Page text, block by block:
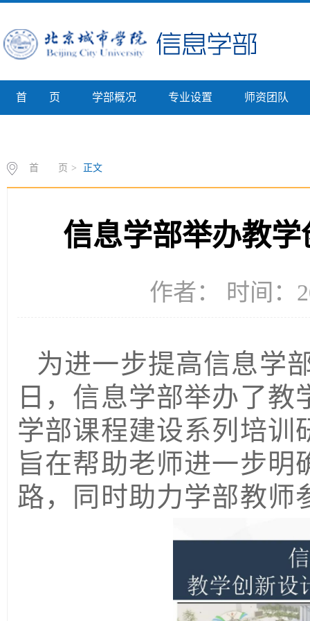
首 页 学部概况 专业设置 师资团队
首 页 > 正文
信息学部举办教
作者： 时间：
为进一步提高信息学
日，信息学部举办了
学部课程建设系列培训
旨在帮助老师进一步明
路，同时助力学部教师